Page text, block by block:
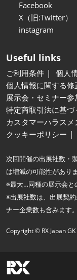
Facebook
X（旧:Twitter）
instagram
Useful links
ご利用条件
個人
個人情報に関する
展示会・セミナー参
特定商取引法に基づ
カスタマーハラス
クッキーポリシー
次回開催の出展社数・
は増減の可能性がありま
※最大…同種の展示会と
※出展社数は、出展契
ナー企業数も含みます。
Copyright © RX Japan GK